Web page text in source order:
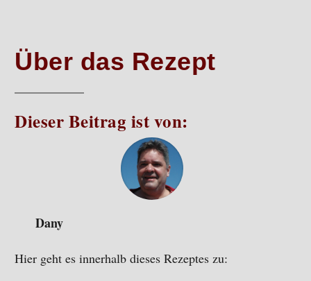
Über das Rezept
Dieser Beitrag ist von:
Dany
Hier geht es innerhalb dieses Rezeptes zu: